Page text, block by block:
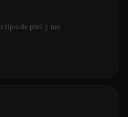
tipo de piel y tus